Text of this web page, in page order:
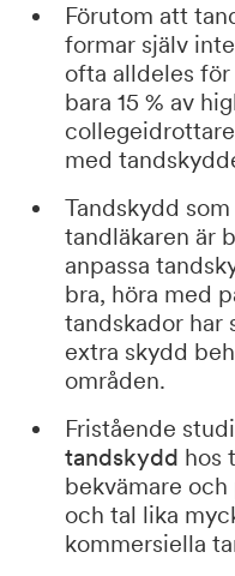
Förutom att
formar själv
ofta alldeles
bara 15 % av
med
Tandskydd
tandläkaren är
anpassa
bra, höra med
tandskador har
extra skydd
områden.
Fristående
tandskydd hos
bekvämare
och tal lika
kommersiella